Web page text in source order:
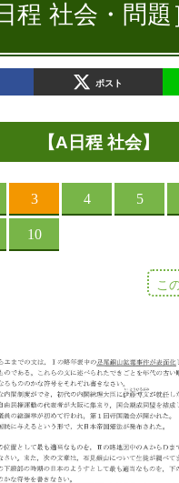
程 社会・問
ポスト
【A日程 社会】
こ